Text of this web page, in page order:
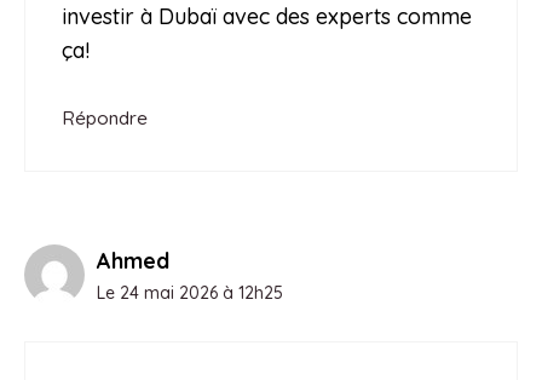
investir à Dubaï avec des experts comme
ça!
Répondre
Ahmed
Le 24 mai 2026 à 12h25